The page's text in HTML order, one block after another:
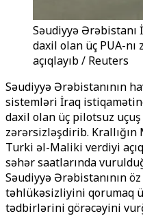
Səudiyyə Ərəbistanı
daxil olan üç PUA-
açıqlayıb / Reuters
Səudiyyə Ərəbistanının
sistemləri İraq
daxil olan üç pilotsuz uçuş
zərərsizləşdirib.
Turki əl-Maliki verdiyi
səhər saatlarında
Səudiyyə Ərəbistanının
təhlükəsizliyini qorumaq
tədbirlərini görəcəyini